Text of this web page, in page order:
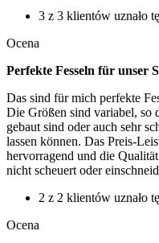
3 z 3 klientów uznało
Ocena
Perfekte Fesseln für unser
Das sind für mich perfekte
Die Größen sind variabel, so
gebaut sind oder auch sehr
lassen können. Das Preis-
hervorragend und die
nicht scheuert oder
2 z 2 klientów uznało
Ocena